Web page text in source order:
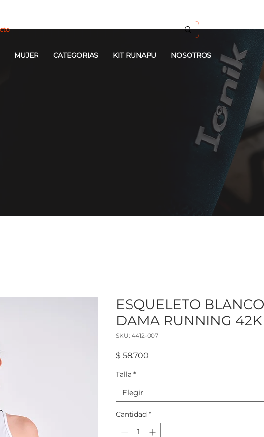
MUJER CATEGORIAS KIT RUNAPU NOSOTROS
ESQUELETO BLANCO
DAMA RUNNING 42K
SKU: 4412-007
$ 58.700
Talla *
Elegir
Cantidad *